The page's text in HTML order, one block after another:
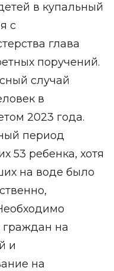
в купальный
с
глава
поручений.
случай
в
2023 года.
период
53 ребенка, хотя
на воде было
граждан на
и
на